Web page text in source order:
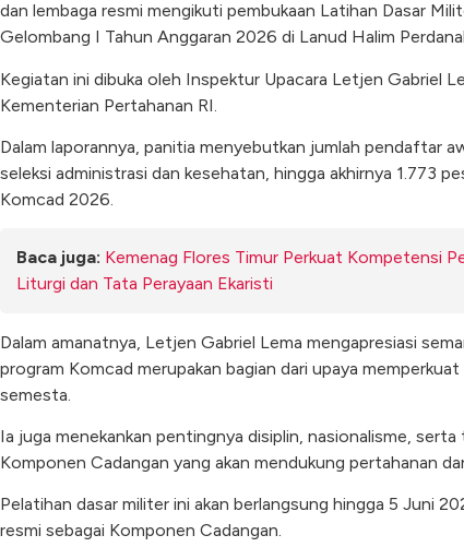
dan lembaga resmi mengikuti pembukaan Latihan Dasar
Gelombang I Tahun Anggaran 2026 di Lanud Halim
Kegiatan ini dibuka oleh Inspektur Upacara Letjen Gabriel
Kementerian Pertahanan RI.
Dalam laporannya, panitia menyebutkan jumlah pendaftar
seleksi administrasi dan kesehatan, hingga akhirnya 1.773
Komcad 2026.
Baca juga: Kemenag Flores Timur Perkuat Kompetensi
Liturgi dan Tata Perayaan Ekaristi
Dalam amanatnya, Letjen Gabriel Lema mengapresiasi
program Komcad merupakan bagian dari upaya
semesta.
Ia juga menekankan pentingnya disiplin, nasionalisme,
Komponen Cadangan yang akan mendukung pertahanan
Pelatihan dasar militer ini akan berlangsung hingga 5 Juni
resmi sebagai Komponen Cadangan.